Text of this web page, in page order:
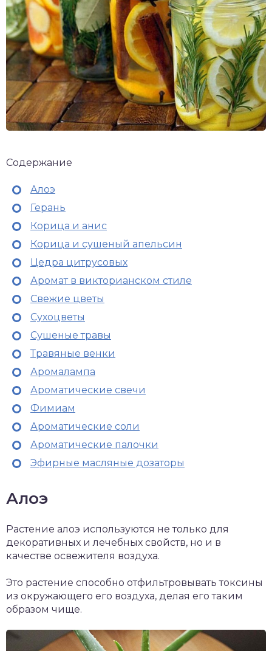
Содержание
Алоэ
Герань
Корица и анис
Корица и сушеный апельсин
Цедра цитрусовых
Аромат в викторианском стиле
Свежие цветы
Сухоцветы
Сушеные травы
Травяные венки
Аромалампа
Ароматические свечи
Фимиам
Ароматические соли
Ароматические палочки
Эфирные масляные дозаторы
Алоэ
Растение алоэ используются не только для
декоративных и лечебных свойств, но и в
качестве освежителя воздуха.
Это растение способно отфильтровывать токсины
из окружающего его воздуха, делая его таким
образом чище.